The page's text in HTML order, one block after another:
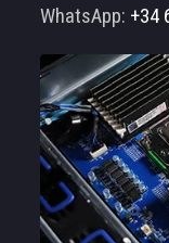
WhatsApp: +34